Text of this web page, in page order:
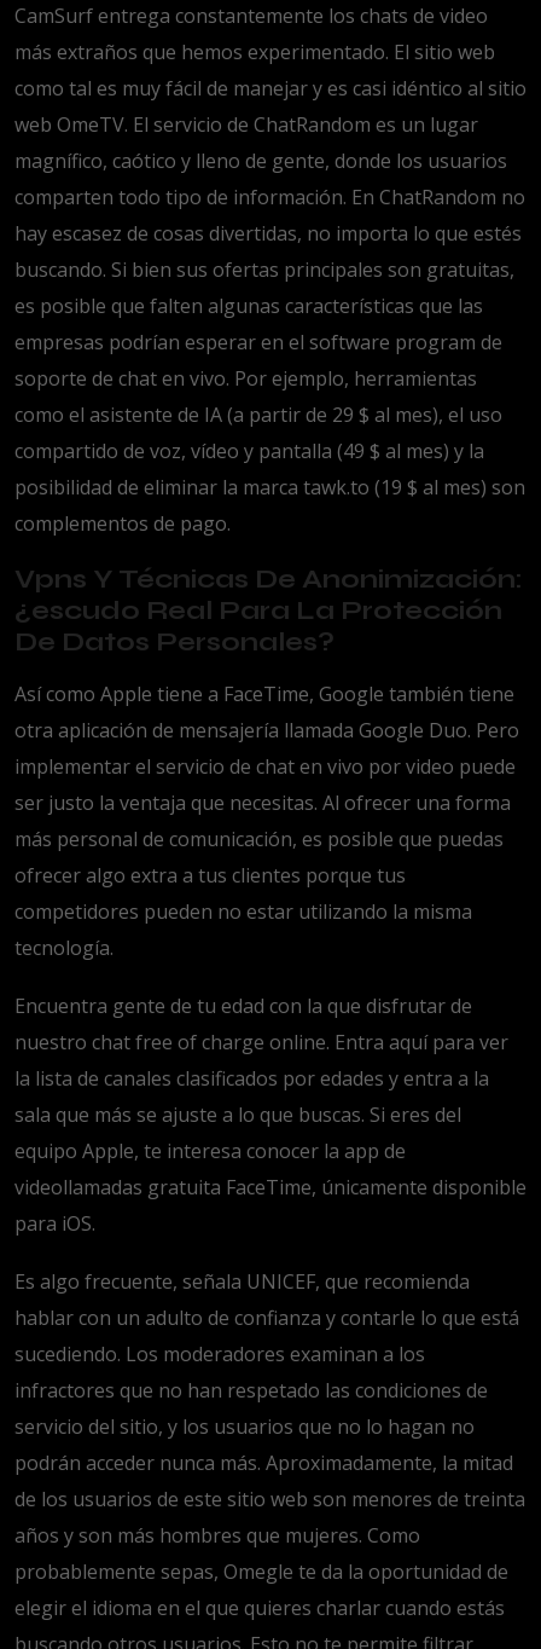
CamSurf entrega constantemente los chats de video
más extraños que hemos experimentado. El sitio web
como tal es muy fácil de manejar y es casi idéntico al sitio
web OmeTV. El servicio de ChatRandom es un lugar
magnífico, caótico y lleno de gente, donde los usuarios
comparten todo tipo de información. En ChatRandom no
hay escasez de cosas divertidas, no importa lo que estés
buscando. Si bien sus ofertas principales son gratuitas,
es posible que falten algunas características que las
empresas podrían esperar en el software program de
soporte de chat en vivo. Por ejemplo, herramientas
como el asistente de IA (a partir de 29 $ al mes), el uso
compartido de voz, vídeo y pantalla (49 $ al mes) y la
posibilidad de eliminar la marca tawk.to (19 $ al mes) son
complementos de pago.
Vpns Y Técnicas De Anonimización:
¿escudo Real Para La Protección
De Datos Personales?
Así como Apple tiene a FaceTime, Google también tiene
otra aplicación de mensajería llamada Google Duo. Pero
implementar el servicio de chat en vivo por video puede
ser justo la ventaja que necesitas. Al ofrecer una forma
más personal de comunicación, es posible que puedas
ofrecer algo extra a tus clientes porque tus
competidores pueden no estar utilizando la misma
tecnología.
Encuentra gente de tu edad con la que disfrutar de
nuestro chat free of charge online. Entra aquí para ver
la lista de canales clasificados por edades y entra a la
sala que más se ajuste a lo que buscas. Si eres del
equipo Apple, te interesa conocer la app de
videollamadas gratuita FaceTime, únicamente disponible
para iOS.
Es algo frecuente, señala UNICEF, que recomienda
hablar con un adulto de confianza y contarle lo que está
sucediendo. Los moderadores examinan a los
infractores que no han respetado las condiciones de
servicio del sitio, y los usuarios que no lo hagan no
podrán acceder nunca más. Aproximadamente, la mitad
de los usuarios de este sitio web son menores de treinta
años y son más hombres que mujeres. Como
probablemente sepas, Omegle te da la oportunidad de
elegir el idioma en el que quieres charlar cuando estás